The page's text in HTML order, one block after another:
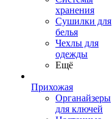
хранения
Сушилки для
белья
Чехлы для
одежды
Ещё
Прихожая
Органайзеры
для ключей